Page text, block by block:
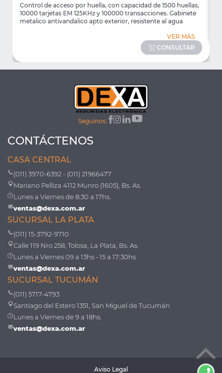
Control de acceso por huella, con capacidad de 1500 huellas,
10000 tarjetas EM 125KHz y 100000 transacciones. Gabinete
metalico antivandalico apto exterior, resistente al agua
VER MÁS
CONSULTAR
Seguinos:
CONTÁCTENOS
CASA CENTRAL
(011) 3970-6392 - (011) 21966477
Mariano Pelliza 4112 Munro (1605), Bs. As.
Lunes a Viernes de 8:30 a 17hs.
ventas@dexa.com.ar
SUCURSAL LA PLATA
(011) 15-3792-9710
Calle 119 Nro 258, Tolosa, La Plata, Bs. As.
Lunes a Viernes 09 a 13hs - 15 a 17:30hs
ventas@dexa.com.ar
SUCURSAL TUCUMÁN
(011) 5717-4793
Santiago del Estero 1351, San Miguel de Tucumán
Lunes a Viernes de 9 a 18hs.
ventas@dexa.com.ar
Aviso Legal